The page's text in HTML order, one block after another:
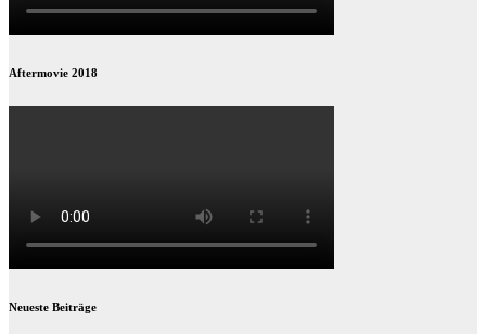
Aftermovie 2018
Neueste Beiträge